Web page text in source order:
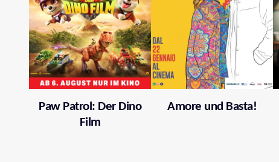
Paw Patrol: Der Dino
Film
Amore und Basta!